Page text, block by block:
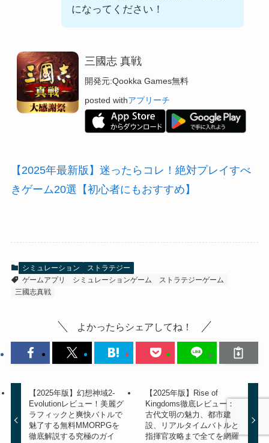
になってください！
三國志 真戦
開発元:Qookka Games無料
posted withアプリーチ
【2025年最新版】迷ったらコレ！絶対プレイすべ
きゲーム20選【初心者にもおすすめ】
シミュレーション
ストラテジー
ゲームアプリ
シミュレーションゲーム
ストラテジーゲーム
三國志真戦
よかったらシェアしてね！
【2025年版】幻想神域2-
Evolutionレビュー！美麗グ
ラフィックと爽快バトルで
魅了する無料MMORPGを
徹底解説する究極のガイ
【2025年版】Rise of
Kingdoms徹底レビュー：
古代文明の魅力、都市建
設、リアルタイムバトルと
指揮官攻略まで全てを網羅